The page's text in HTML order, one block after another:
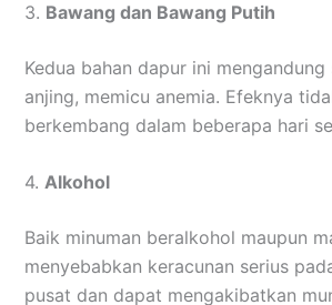
3. Bawang dan Bawang Putih
Kedua bahan dapur ini
anjing, memicu anemia. Efeknya
berkembang dalam beberapa hari
4. Alkohol
Baik minuman beralkohol maupun
menyebabkan keracunan serius
pusat dan dapat mengakibatkan